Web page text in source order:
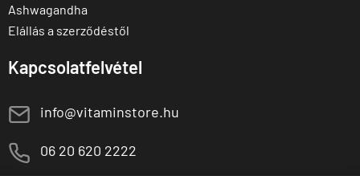
Ashwagandha
Elállás a szerződéstől
Kapcsolatfelvétel
E info@vitaminstore.hu
M 06 20 620 2222